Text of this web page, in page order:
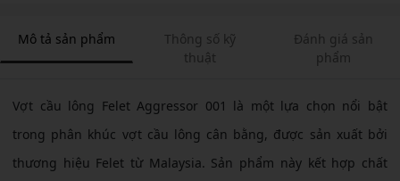
Mô tả sản phẩm
Thông số kỹ
thuật
Đánh giá sản
phẩm
Vợt cầu lông Felet Aggressor 001 là một lựa chọn nổi bật
trong phân khúc vợt cầu lông cân bằng, được sản xuất bởi
thương hiệu Felet từ Malaysia. Sản phẩm này kết hợp chất